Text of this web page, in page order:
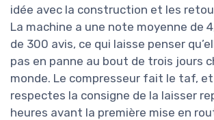
idée avec la construction et les
La machine a une note moyenne de
de 300 avis, ce qui laisse penser
pas en panne au bout de trois jours
monde. Le compresseur fait le taf,
respectes la consigne de la laisser
heures avant la première mise en